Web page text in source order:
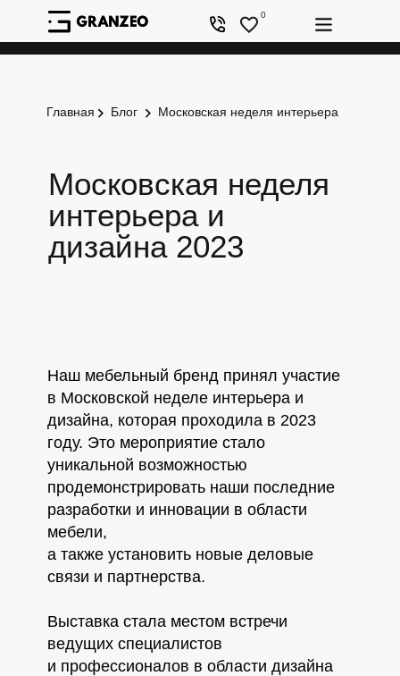
+7 (981) 987-
0
Московская неделя
интерьера и
дизайна 2023
Главная Блог Московская неделя интерьера
Наш мебельный бренд принял участие
в Московской неделе интерьера и
дизайна, которая проходила в 2023
году. Это мероприятие стало
уникальной возможностью
продемонстрировать наши последние
разработки и инновации в области
мебели,
а также установить новые деловые
связи и партнерства.
Выставка стала местом встречи
ведущих специалистов
и профессионалов в области дизайна